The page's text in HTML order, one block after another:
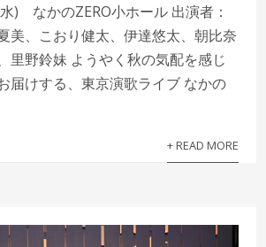
) なかのZERO小ホール 出演者：
美、こおり健太、伊達悠太、朝比奈
里野鈴妹 ようやく秋の気配を感じ
届けする、東京演歌ライブ なかの
+ READ MORE